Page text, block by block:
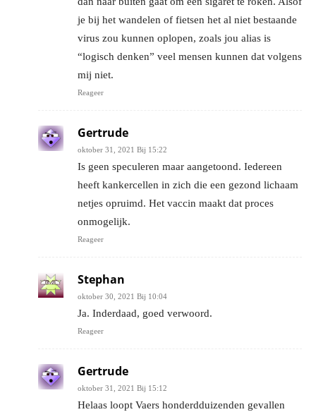
je bij het wandelen of fietsen het al niet bestaande
virus zou kunnen oplopen, zoals jou alias is
“logisch denken” veel mensen kunnen dat volgens
mij niet.
Reageer
Gertrude
oktober 31, 2021 Bij 15:22
Is geen speculeren maar aangetoond. Iedereen
heeft kankercellen in zich die een gezond lichaam
netjes opruimd. Het vaccin maakt dat proces
onmogelijk.
Reageer
Stephan
oktober 30, 2021 Bij 10:04
Ja. Inderdaad, goed verwoord.
Reageer
Gertrude
oktober 31, 2021 Bij 15:12
Helaas loopt Vaers honderdduizenden gevallen